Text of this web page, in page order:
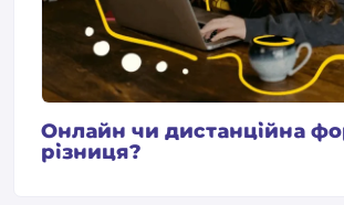
Онлайн чи дистанційна
різниця?